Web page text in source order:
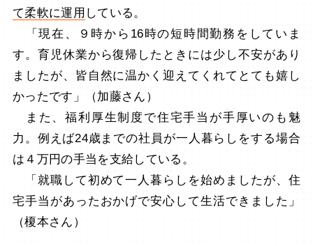
て柔軟に運用 している。
「現在、９時から16時の短時間勤務をしていま
す。育児休業から復帰したときには少し不安があり
ましたが、皆自然に温かく迎えてくれてとても嬉し
かったです」（加藤さん）
また、福利厚生制度で住宅手当が手厚いのも魅
力。例えば24歳までの社員が一人暮らしをする場合
は４万円の手当を支給している。
「就職して初めて一人暮らしを始めましたが、住
宅手当があったおかげで安心して生活できました」
（榎本さん）